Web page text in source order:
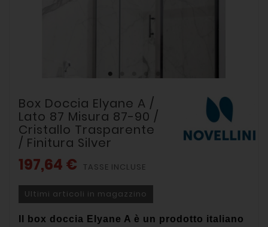
Box Doccia Elyane A /
Lato 87 Misura 87-90 /
Cristallo Trasparente
/ Finitura Silver
197,64 € TASSE INCLUSE
Ultimi articoli in magazzino
Il box doccia Elyane A è un prodotto italiano